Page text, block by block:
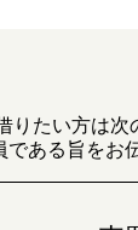
たい方は次
ある旨をお